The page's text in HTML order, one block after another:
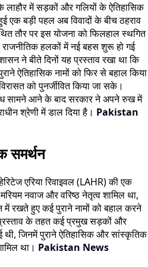
लाहौर में सड़कों और गलियों के ऐतिहासिक
एक बड़ी पहल अब विवादों के बीच ठहराव
तौर पर इस योजना को फिलहाल स्थगित
हलकों में नई बहस शुरू हो गई
ने बीते दिनों यह प्रस्ताव रखा था कि
ऐतिहासिक नामों को फिर से बहाल किया
को पुनर्जीवित किया जा सके।
सामने आने के बाद सरकार ने अपने रुख में
श्रेणी में डाल दिया है। Pakistan
समर्थन
एरिया रिवाइवल (LAHR) की एक
नवाज और वरिष्ठ नेतृत्व शामिल था,
में रखते हुए कई पुराने नामों को बहाल करने
के तहत कई प्रमुख सड़कों और
थी, जिनमें पुराने ऐतिहासिक और सांस्कृतिक
था। Pakistan News